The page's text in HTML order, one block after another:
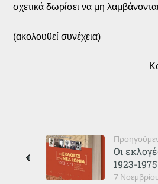
σχετικά δωρίσει να μη
(ακολουθεί συνέχεια)
7
Οι
1923-1975